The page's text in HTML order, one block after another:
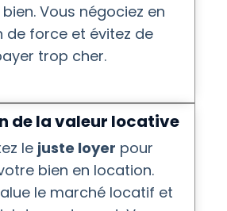
Vous négociez en
de force et évitez de
trop cher.
de la valeur locative
le juste loyer pour
bien en location.
le marché locatif et